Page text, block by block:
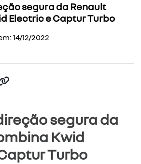
segura da Renault
Electric e Captur Turbo
14/12/2022
segura da
Kwid
Turbo